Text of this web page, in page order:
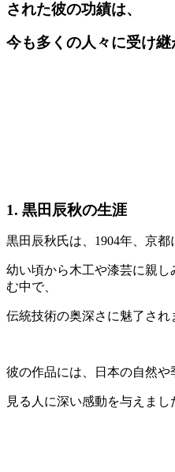
された彼の功績は、
今も多くの人々に受け継
1. 黒田辰秋の生涯
黒田辰秋氏は、1904年、京都
幼い頃から木工や漆芸に親
む中で、
伝統技術の奥深さに魅了され
彼の作品には、日本の自然や
見る人に深い感動を与えまし